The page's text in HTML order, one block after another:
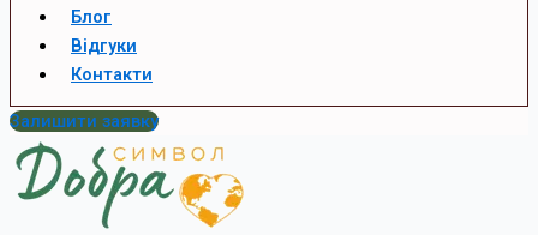
Блог
Відгуки
Контакти
Залишити заявку